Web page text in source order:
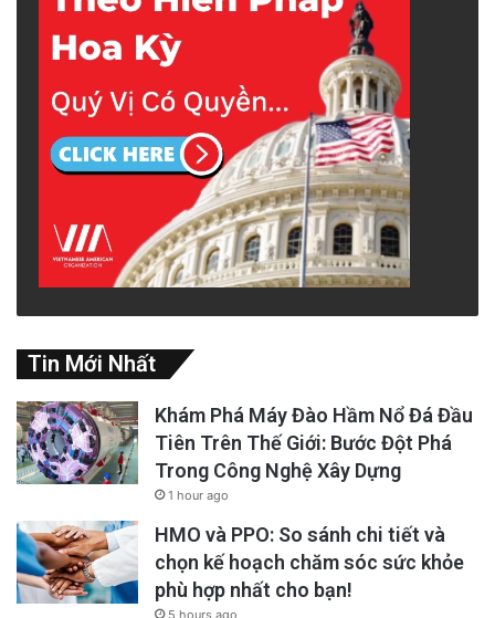
Tin Mới Nhất
Khám Phá Máy Đào Hầm Nổ Đá Đầu
Tiên Trên Thế Giới: Bước Đột Phá
Trong Công Nghệ Xây Dựng
1 hour ago
HMO và PPO: So sánh chi tiết và
chọn kế hoạch chăm sóc sức khỏe
phù hợp nhất cho bạn!